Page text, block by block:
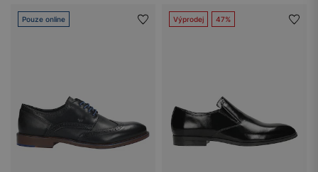
Pouze online Výprodej 47%